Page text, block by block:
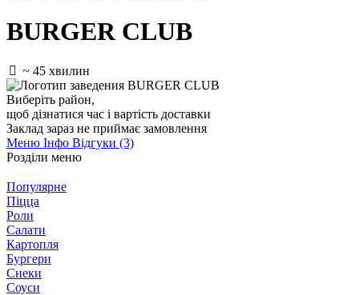
BURGER CLUB
~ 45 хвилин
Виберіть район,
щоб дізнатися час і вартість доставки
Заклад зараз не приймає замовлення
Меню Інфо Відгуки (3)
Розділи меню
Популярне
Піцца
Роли
Салати
Картопля
Бургери
Снеки
Соуси